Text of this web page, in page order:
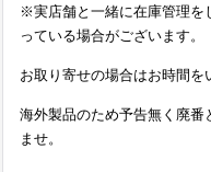
※実店舗と一緒に在庫管理を
っている場合がございます。
お取り寄せの場合はお時間を
海外製品のため予告無く廃
ませ。